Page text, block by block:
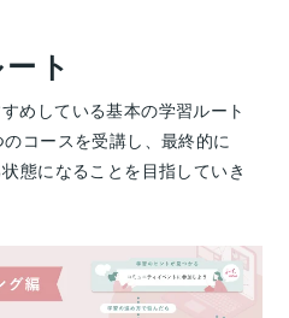
ト
めしている基本の学習ルート
コースを受講し、最終的に
態になることを目指していき